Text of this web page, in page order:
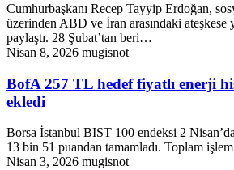
Cumhurbaşkanı Recep Tayyip Erdoğan,
üzerinden ABD ve İran arasındaki ateşkese
paylaştı. 28 Şubat’tan beri…
Nisan 8, 2026 mugisnot
BofA 257 TL hedef fiyatlı enerji
ekledi
Borsa İstanbul BIST 100 endeksi 2
13 bin 51 puandan tamamladı. Toplam
Nisan 3, 2026 mugisnot